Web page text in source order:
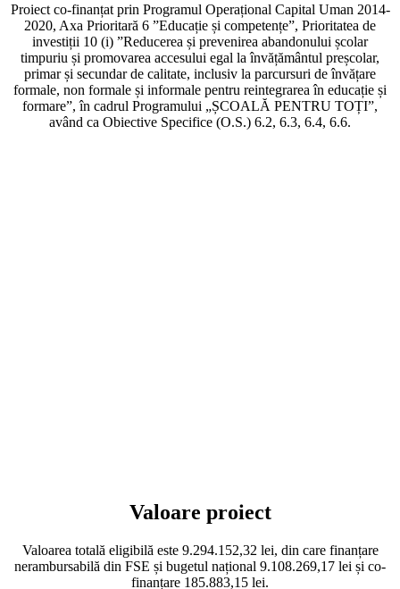
Proiect co-finanțat prin Programul Operațional Capital Uman 2014-
2020, Axa Prioritară 6 ”Educație și competențe”, Prioritatea de
investiții 10 (i) ”Reducerea și prevenirea abandonului școlar
timpuriu și promovarea accesului egal la învățământul preșcolar,
primar și secundar de calitate, inclusiv la parcursuri de învățare
formale, non formale și informale pentru reintegrarea în educație și
formare”, în cadrul Programului „ȘCOALĂ PENTRU TOȚI”,
având ca Obiective Specifice (O.S.) 6.2, 6.3, 6.4, 6.6.
Valoare proiect
Valoarea totală eligibilă este 9.294.152,32 lei, din care finanțare
nerambursabilă din FSE și bugetul național 9.108.269,17 lei și co-
finanțare 185.883,15 lei.